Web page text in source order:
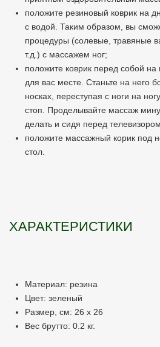
положите резиновый коврик на
с водой. Таким образом, вы
процедуры (солевые, травяные
т.д.) с массажем ног;
положите коврик перед собой
для вас месте. Станьте на него
носках, переступая с ноги на
стоп. Проделывайте массаж
делать и сидя перед
положите массажный корик под
стол.
ХАРАКТЕРИСТИКИ
Материал: резина
Цвет: зеленый
Размер, см: 26 х 26
Вес брутто: 0.2 кг.